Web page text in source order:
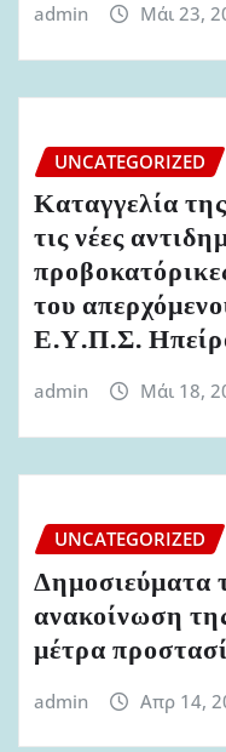
admin Μάι 23,
UNCATEGORIZED
Καταγγελία
τις νέες
του
Ε.Υ.Π.Σ.
admin Μάι 18,
UNCATEGORIZED
Δημοσιεύματα
ανακοίνωση
μέτρα
admin Απρ 14,